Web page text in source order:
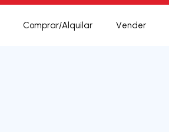
Comprar/Alquilar Vender